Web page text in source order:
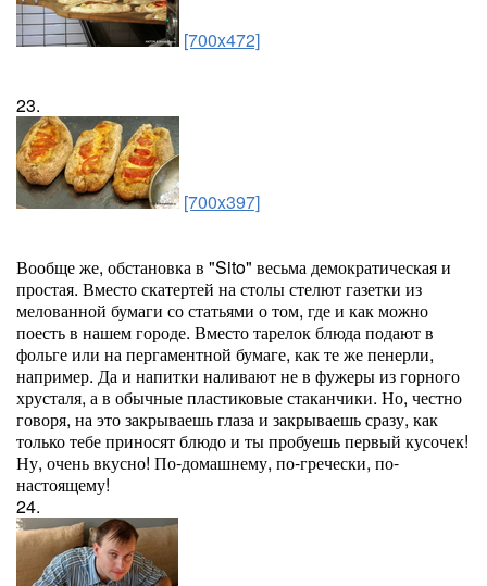
[700x472]
23.
[700x397]
Вообще же, обстановка в "Sito" весьма демократическая и
простая. Вместо скатертей на столы стелют газетки из
мелованной бумаги со статьями о том, где и как можно
поесть в нашем городе. Вместо тарелок блюда подают в
фольге или на пергаментной бумаге, как те же пенерли,
например. Да и напитки наливают не в фужеры из горного
хрусталя, а в обычные пластиковые стаканчики. Но, честно
говоря, на это закрываешь глаза и закрываешь сразу, как
только тебе приносят блюдо и ты пробуешь первый кусочек!
Ну, очень вкусно! По-домашнему, по-гречески, по-
настоящему!
24.